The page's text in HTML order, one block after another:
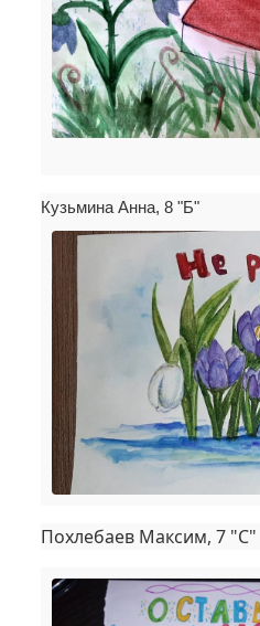
Кузьмина Анна, 8 "Б"
Похлебаев Максим, 7 "С"